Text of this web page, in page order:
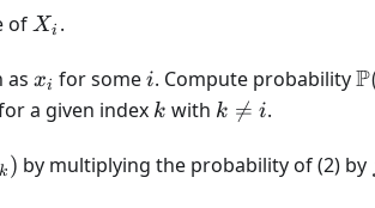
of X_i
Xi .
as x_i
xi for somei
i. Compute probabilityP
a given index k
k with k
i
k 
= i.
k ) by multiplying the probability of (2) by